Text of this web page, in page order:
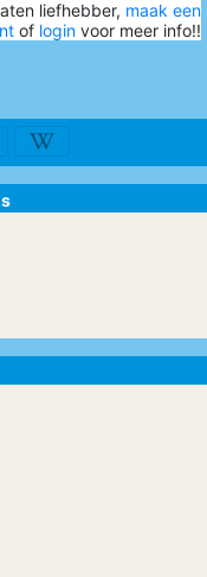
liefhebber, maak een
of login voor meer info!!